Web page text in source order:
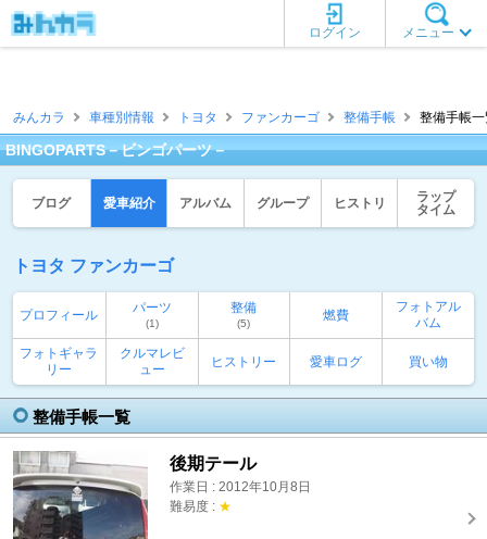
メニュー
ログイン
みんカラ 車種別情報 トヨタ ファンカーゴ 整備手帳 整備手帳
BINGOPARTS－ビンゴパーツ－
ブログ 愛車紹介 アルバム グループ ヒストリ
ラップ
タイム
トヨタ ファンカーゴ
プロフィール パーツ
(1)
整備
(5)
燃費
フォトアル
バム
フォトギャラ
リー
クルマレビ
ュー
ヒストリー 愛車ログ 買い物
整備手帳一覧
後期テール
作業日 : 2012年10月8日
難易度 : ★